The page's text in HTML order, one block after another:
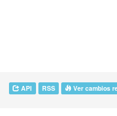
API RSS Ver cambios